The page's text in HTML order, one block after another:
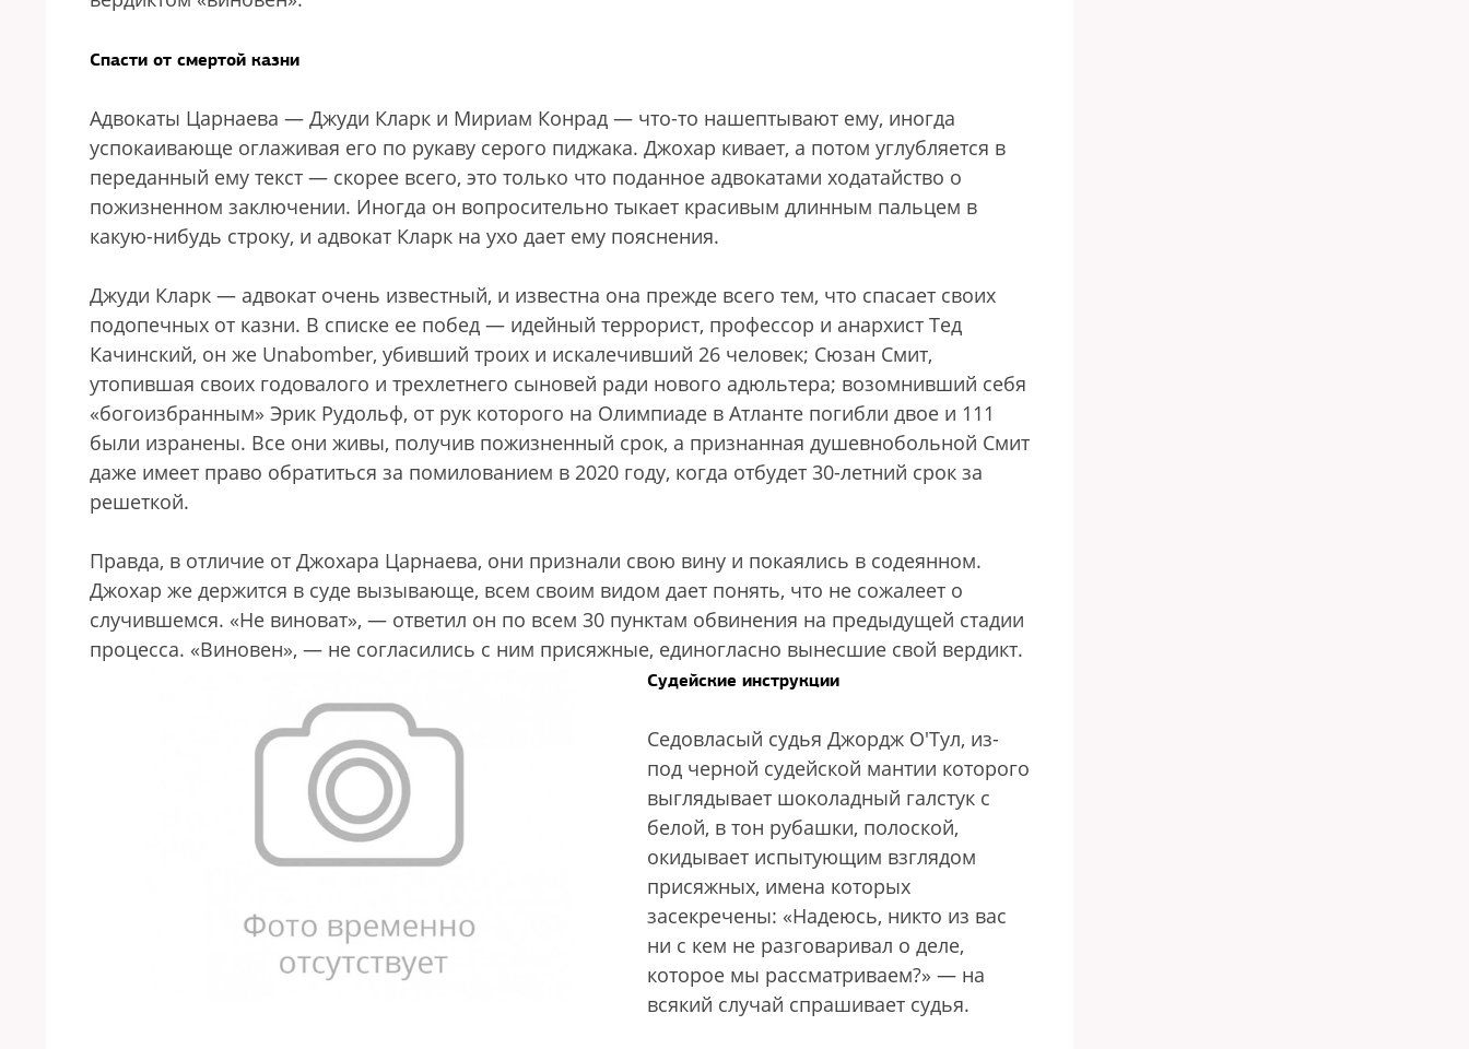
Спасти от смертой казни
Адвокаты Царнаева — Джуди Кларк и Мириам Конрад — что-то нашептывают ему, иногда
успокаивающе оглаживая его по рукаву серого пиджака. Джохар кивает, а потом углубляется в
переданный ему текст — скорее всего, это только что поданное адвокатами ходатайство о
пожизненном заключении. Иногда он вопросительно тыкает красивым длинным пальцем в
какую-нибудь строку, и адвокат Кларк на ухо дает ему пояснения.
Джуди Кларк — адвокат очень известный, и известна она прежде всего тем, что спасает своих
подопечных от казни. В списке ее побед — идейный террорист, профессор и анархист Тед
Качинский, он же Unabomber, убивший троих и искалечивший 26 человек; Сюзан Смит,
утопившая своих годовалого и трехлетнего сыновей ради нового адюльтера; возомнивший себя
«богоизбранным» Эрик Рудольф, от рук которого на Олимпиаде в Атланте погибли двое и 111
были изранены. Все они живы, получив пожизненный срок, а признанная душевнобольной Смит
даже имеет право обратиться за помилованием в 2020 году, когда отбудет 30-летний срок за
решеткой.
Правда, в отличие от Джохара Царнаева, они признали свою вину и покаялись в содеянном.
Джохар же держится в суде вызывающе, всем своим видом дает понять, что не сожалеет о
случившемся. «Не виноват», — ответил он по всем 30 пунктам обвинения на предыдущей стадии
процесса. «Виновен», — не согласились с ним присяжные, единогласно вынесшие свой вердикт.
Судейские инструкции
Седовласый судья Джордж О'Tул, из-
под черной судейской мантии которого
выглядывает шоколадный галстук с
белой, в тон рубашки, полоской,
окидывает испытующим взглядом
присяжных, имена которых
засекречены: «Надеюсь, никто из вас
ни с кем не разговаривал о деле,
которое мы рассматриваем?» — на
всякий случай спрашивает судья.